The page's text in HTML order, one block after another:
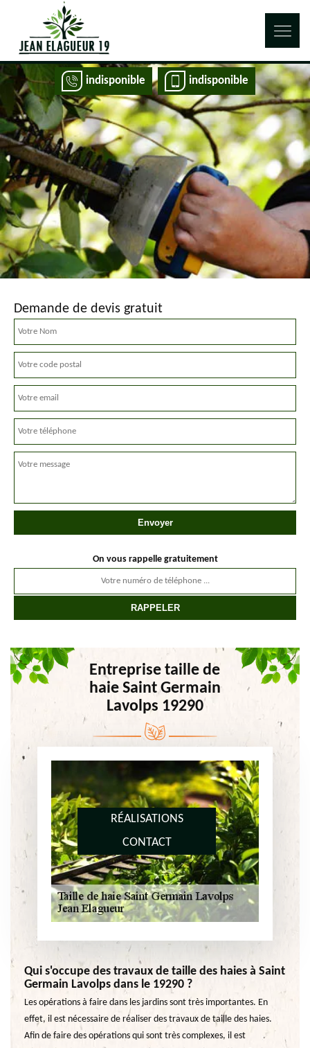
indisponible indisponible
RÉALISATIONS
CONTACT
Demande de devis gratuit
On vous rappelle gratuitement
Entreprise taille de
haie Saint Germain
Lavolps 19290
Qui s'occupe des travaux de taille des haies à Saint
Germain Lavolps dans le 19290 ?
Les opérations à faire dans les jardins sont très importantes. En
effet, il est nécessaire de réaliser des travaux de taille des haies.
Afin de faire des opérations qui sont très complexes, il est